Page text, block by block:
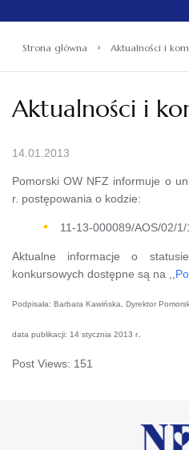
Strona główna › Aktualności i
Aktualności i
14.01.2013
Pomorski OW NFZ informuje o
r. postępowania o kodzie:
11-13-000089/AOS/02/1/
Aktualne informacje o
konkursowych dostępne są na ,,
Podpisała: Barbara Kawińska, Dyrektor
data publikacji: 14 stycznia 2013 r
Post Views: 151